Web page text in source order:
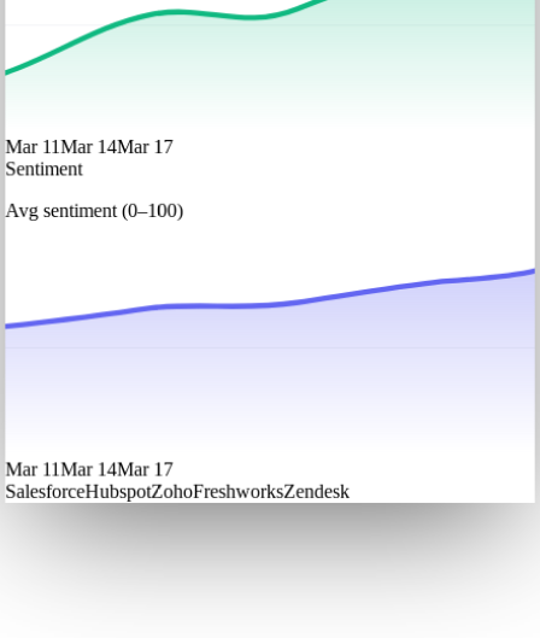
Mar 11Mar 14Mar 17
Sentiment
Avg sentiment (0–100)
Mar 11Mar 14Mar 17
SalesforceHubspotZohoFreshworksZendesk